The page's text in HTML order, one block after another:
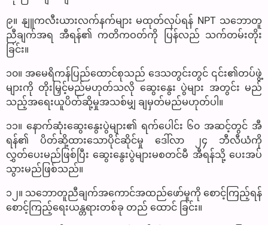
၉။ နျူကလီးယားလက်နက်များ မထုတ်လုပ်ရန် NPT သဘောတူ
ညီချက်အရ အီရန်၏ ကတိကဝတ်ကို ပြန်လည် သက်တမ်းတိုး
ခြင်း။
၁၀။ အမေရိကန်ပြည်ထောင်စုသည် ဒေသတွင်းတွင် ၎င်း၏တပ်ဖွဲ့
များကို တိုးမြှင့်မည်မဟုတ်သလို ဆွေးနွေး ပွဲများ အတွင်း မည်
သည့်အရေးယူပိတ်ဆို့မှုအသစ်မျှ ချမှတ်မည်မဟုတ်ပါ။
၁၁။ နောက်ဆုံးဆွေးနွေးပွဲများ၏ ရက်ပေါင်း ၆၀ အဆင့်တွင် အီ
ရန်၏ ပိတ်ဆို့ထားသောပိုင်ဆိုင်မှု ဒေါ်လာ ၂၄ ဘီလီယံကို
လွှတ်ပေးမည်ဖြစ်ပြီး ဆွေးနွေးပွဲများမစတင်မီ အီရန်သို့ ပေးအပ်
သွားမည်ဖြစ်သည်။
၁၂။ သဘောတူညီချက်အကောင်အထည်ဖော်မှုကို စောင့်ကြည့်ရန်
စောင့်ကြည့်ရေးယန္တရားတစ်ခု တည် ထောင် ခြင်း။